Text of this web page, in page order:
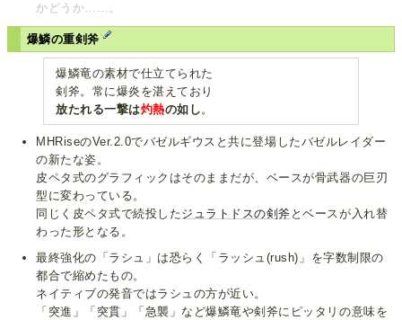
かどうか……。
爆鱗の重剣斧
爆鱗竜の素材で仕立てられた
剣斧。常に爆炎を湛えており
放たれる一撃は灼熱の如し 。
MHRiseのVer.2.0でバゼルギウスと共に登場したバゼルレイダー
の新たな姿。
皮ペタ式のグラフィックはそのままだが、ベースが骨武器の巨刃
型に変わっている。
同じく皮ペタ式で続投したジュラトドスの剣斧 とベースが入れ替
わった形となる。
最終強化の「ラシュ」は恐らく「ラッシュ(rush)」を字数制限の
都合で縮めたもの。
ネイティブの発音ではラシュの方が近い。
「突進」「突貫」「急襲」など爆鱗竜や剣斧にピッタリの意味を